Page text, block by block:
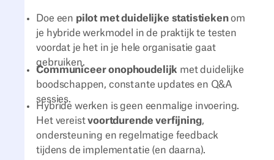
Doe een pilot met duidelijke statistiekenom
je hybride werkmodel in de praktijk te testen
voordat je het in je hele organisatie gaat
gebruiken.
Communiceer onophoudelijk met duidelijke
boodschappen, constante updates en Q&A
sessies.
Hybride werken is geen eenmalige invoering.
Het vereistvoortdurende verfijning,
ondersteuning en regelmatige feedback
tijdens de implementatie (en daarna).